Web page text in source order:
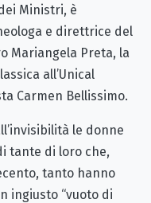
Ministri, è
e direttrice del
Mariangela Preta, la
all’Unical
Carmen Bellissimo.
le donne
tante di loro che,
tanto hanno
ingiusto “vuoto di